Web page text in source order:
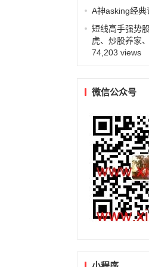
A神asking经典
短线高手强势
虎、炒股养家
74,203 views
微信公众号